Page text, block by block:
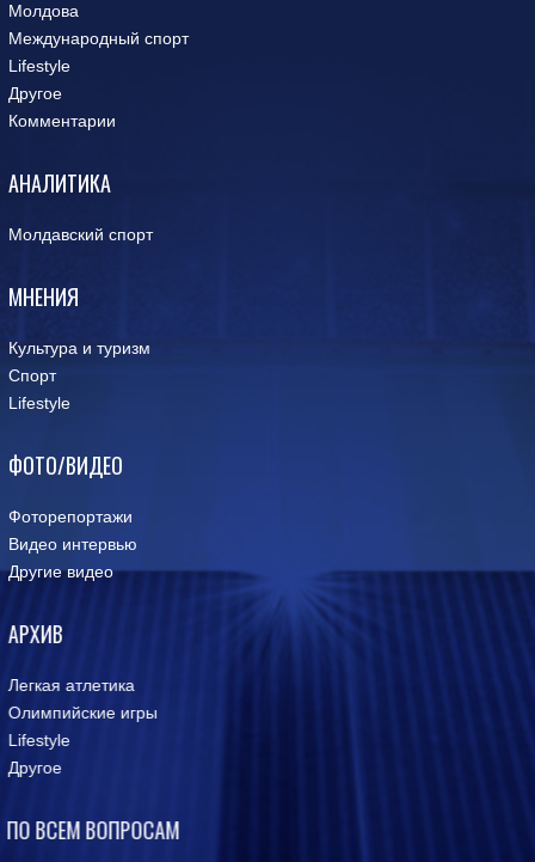
Молдова
Международный спорт
Lifestyle
Другое
Комментарии
АНАЛИТИКА
Молдавский спорт
МНЕНИЯ
Культура и туризм
Спорт
Lifestyle
ФОТО/ВИДЕО
Фоторепортажи
Видео интервью
Другие видео
АРХИВ
Легкая атлетика
Олимпийские игры
Lifestyle
Другое
ПО ВСЕМ ВОПРОСАМ